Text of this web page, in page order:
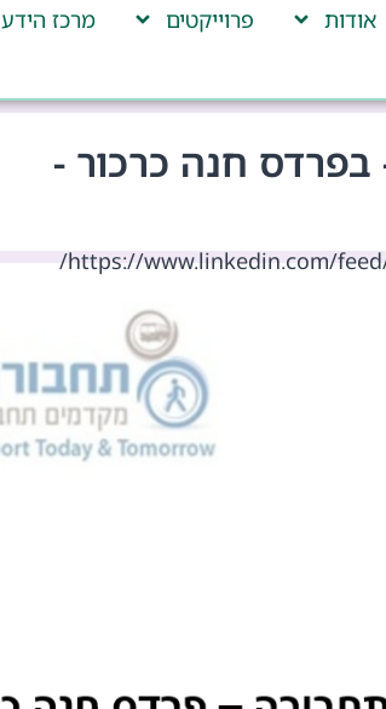
אודות פרוייקטים מרכז הידע
בפרדס חנה כרכור -
https://www.linkedin.com/